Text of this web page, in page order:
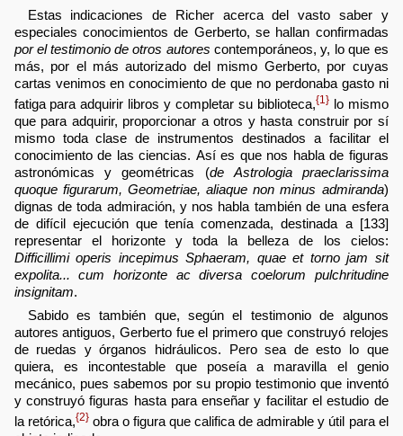
Estas indicaciones de Richer acerca del vasto saber y
especiales conocimientos de Gerberto, se hallan confirmadas
por el testimonio de otros autores contemporáneos, y, lo que es
más, por el más autorizado del mismo Gerberto, por cuyas
cartas venimos en conocimiento de que no perdonaba gasto ni
fatiga para adquirir libros y completar su biblioteca,{1}lo mismo
que para adquirir, proporcionar a otros y hasta construir por sí
mismo toda clase de instrumentos destinados a facilitar el
conocimiento de las ciencias. Así es que nos habla de figuras
astronómicas y geométricas (de Astrologia praeclarissima
quoque figurarum, Geometriae, aliaque non minus admiranda)
dignas de toda admiración, y nos habla también de una esfera
de difícil ejecución que tenía comenzada, destinada a [133]
representar el horizonte y toda la belleza de los cielos:
Difficillimi operis incepimus Sphaeram, quae et torno jam sit
expolita... cum horizonte ac diversa coelorum pulchritudine
insignitam.
Sabido es también que, según el testimonio de algunos
autores antiguos, Gerberto fue el primero que construyó relojes
de ruedas y órganos hidráulicos. Pero sea de esto lo que
quiera, es incontestable que poseía a maravilla el genio
mecánico, pues sabemos por su propio testimonio que inventó
y construyó figuras hasta para enseñar y facilitar el estudio de
la retórica,{2}obra o figura que califica de admirable y útil para el